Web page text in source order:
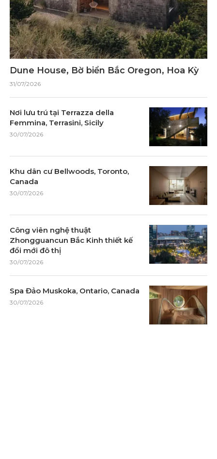
Dune House, Bờ biển Bắc Oregon, Hoa Kỳ
31/07/2026
Nơi lưu trú tại Terrazza della
Femmina, Terrasini, Sicily
30/07/2026
Khu dân cư Bellwoods, Toronto,
Canada
30/07/2026
Công viên nghệ thuật
Zhongguancun Bắc Kinh thiết kế
đổi mới đô thị
30/07/2026
Spa Đảo Muskoka, Ontario, Canada
30/07/2026